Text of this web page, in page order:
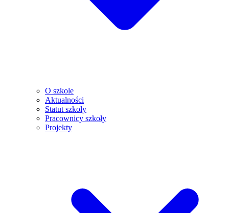
O szkole
Aktualności
Statut szkoły
Pracownicy szkoły
Projekty